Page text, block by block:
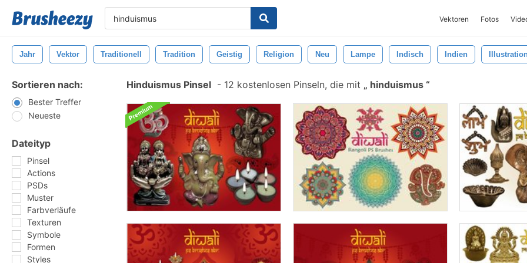
Vektoren Fotos
Jahr Vektor Traditionell Tradition Geistig Religion Neu Lampe Indisch Indien
Sortieren nach:
Bester Treffer
Neueste
Dateityp
Pinsel
Actions
PSDs
Muster
Farbverläufe
Texturen
Symbole
Formen
Styles
Hinduismus Pinsel - 12 kostenlosen Pinseln, die mit hinduismus